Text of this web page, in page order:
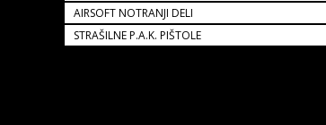
AIRSOFT NOTRANJI DELI
STRAŠILNE P.A.K. PIŠTOLE